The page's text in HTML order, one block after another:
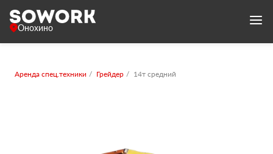
Онохино
Аренда спец.техники Грейдер 14т средний